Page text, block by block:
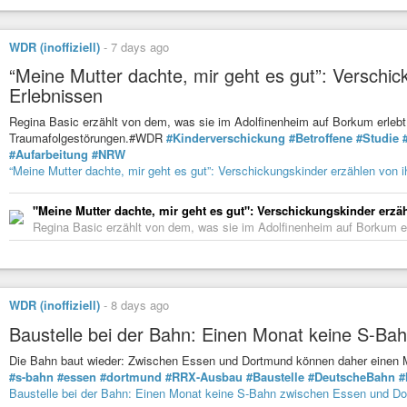
WDR (inoffiziell) - 7 days ago
“Meine Mutter dachte, mir geht es gut”:
Erlebnissen
Regina Basic erzählt von dem, was sie im Adolfinenheim auf Borkum
Traumafolgestörungen.#WDR #Kinderverschickung #Betroffene #Studie
#Aufarbeitung #NRW
“Meine Mutter dachte, mir geht es gut”: Verschickungskinder erzählen von
"Meine Mutter dachte, mir geht es gut": Verschickungskinder
Regina Basic erzählt von dem, was sie im Adolfinenheim auf Borkum
WDR (inoffiziell) - 8 days ago
Baustelle bei der Bahn: Einen Monat keine S-
Die Bahn baut wieder: Zwischen Essen und Dortmund können daher
#s-bahn #essen #dortmund #RRX-Ausbau #Baustelle #DeutscheBahn
Baustelle bei der Bahn: Einen Monat keine S-Bahn zwischen Essen und